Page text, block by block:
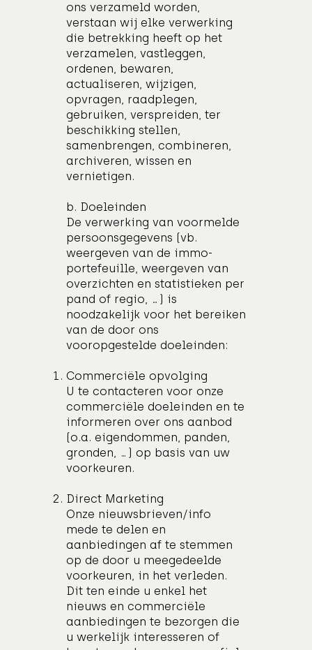
ons verzameld worden,
verstaan wij elke verwerking
die betrekking heeft op het
verzamelen, vastleggen,
ordenen, bewaren,
actualiseren, wijzigen,
opvragen, raadplegen,
gebruiken, verspreiden, ter
beschikking stellen,
samenbrengen, combineren,
archiveren, wissen en
vernietigen.
b. Doeleinden
De verwerking van voormelde
persoonsgegevens (vb.
weergeven van de immo-
portefeuille, weergeven van
overzichten en statistieken per
pand of regio, …) is
noodzakelijk voor het bereiken
van de door ons
vooropgestelde doeleinden:
Commerciële opvolging
U te contacteren voor onze
commerciële doeleinden en te
informeren over ons aanbod
(o.a. eigendommen, panden,
gronden, …) op basis van uw
voorkeuren.
Direct Marketing
Onze nieuwsbrieven/info
mede te delen en
aanbiedingen af te stemmen
op de door u meegedeelde
voorkeuren, in het verleden.
Dit ten einde u enkel het
nieuws en commerciële
aanbiedingen te bezorgen die
u werkelijk interesseren of